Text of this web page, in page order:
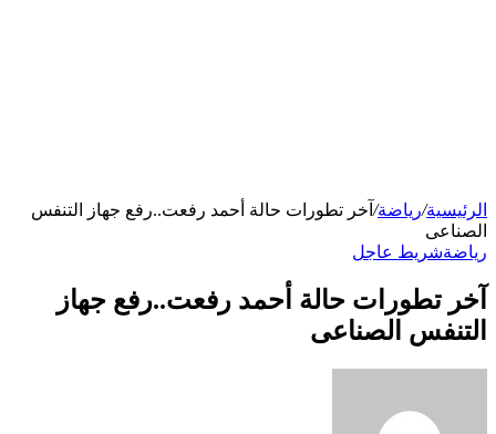
الرئيسية/رياضة/ آخر تطورات حالة أحمد رفعت..رفع جهاز التنفس
الصناعى
رياضةشريط عاجل
آخر تطورات حالة أحمد رفعت..رفع جهاز
التنفس الصناعى